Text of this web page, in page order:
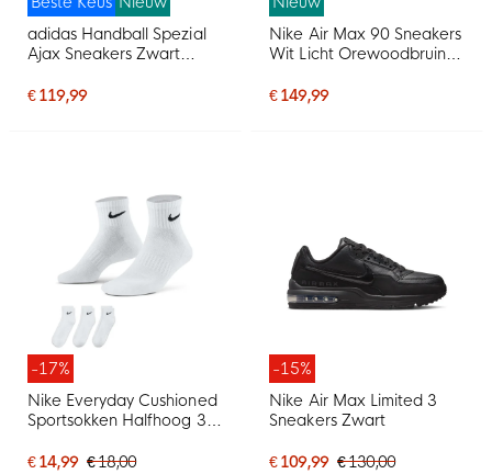
adidas Handball Spezial
Ajax Sneakers Zwart
€ 119,99
Nike Air Max 90 Sneakers
Wit Licht Orewoodbruin
€ 149,99
-17%
Nike Everyday Cushioned
Sportsokken Halfhoog 3-
€ 14,99 € 18,00
-15%
Nike Air Max Limited 3
Sneakers Zwart
€ 109,99 € 130,00